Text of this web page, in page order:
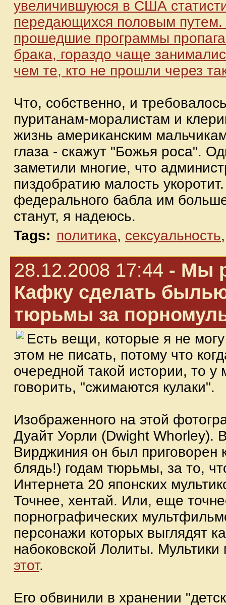
увеличившуюся в США
передающихся половым путем.
прошедшие программы
брака, гораздо чаще
чем те, кто не прошли через
Что, собственно, и
пуританам-моралистам и
жизнь американским
глаза - скажут "Божья роса".
заметили многие, что
пиздобратию малость
федерального бабла им
станут, я надеюсь.
Tags: политика, сексуальность
28.12.2008 17:44 - Мы
Кафку сделать
тюрьмы за
Есть вещи, которые я не
этом не писать, потому что
очередной такой истории, то у
говорить, "сжимаются кулаки".
Изображенного на этой
Дуайт Уорли (Dwight Whorley).
Вирджиния он был приговорен
блядь!) годам тюрьмы, за то,
Интернета 20 японских
Точнее, хентай. Или, еще
порнографических
персонажи которых выглядят
набоковской Лолиты.
этот.
Его обвинили в хранении